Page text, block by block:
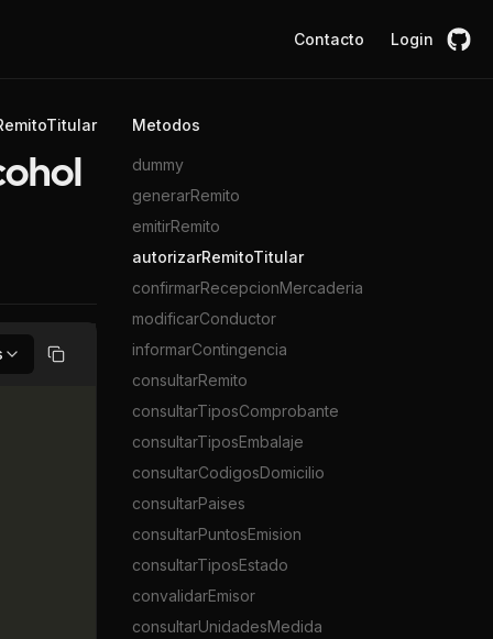
Contacto Login
Copiar
Metodos
dummy
generarRemito
emitirRemito
autorizarRemitoTitular
confirmarRecepcionMercaderia
modificarConductor
informarContingencia
consultarRemito
consultarTiposComprobante
consultarTiposEmbalaje
consultarCodigosDomicilio
consultarPaises
consultarPuntosEmision
consultarTiposEstado
convalidarEmisor
consultarUnidadesMedida